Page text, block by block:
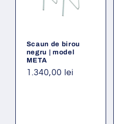
Scaun de birou
negru | model
META
Preț
1.340,00 lei